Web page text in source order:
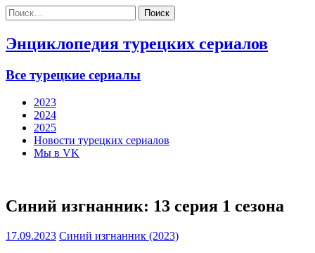
Найти:
Энциклопедия турецких сериалов
Все турецкие сериалы
2023
2024
2025
Новости турецких сериалов
Мы в VK
Синий изгнанник: 13 серия 1 сезона
17.09.2023 Синий изгнанник (2023)